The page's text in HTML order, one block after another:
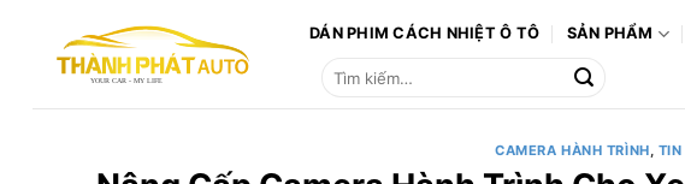
dung
DÁN PHIM CÁCH NHIỆT Ô TÔ SẢN PHẨM
Tìm
CAMERA HÀNH TRÌNH,